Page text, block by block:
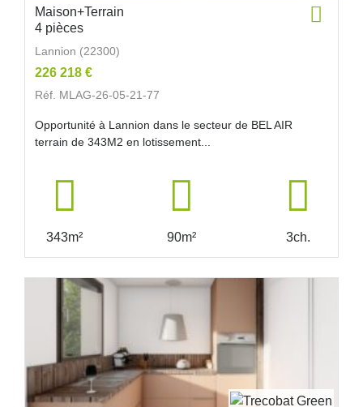
Maison+Terrain
4 pièces
Lannion (22300)
226 218 €
Réf. MLAG-26-05-21-77
Opportunité à Lannion dans le secteur de BEL AIR
terrain de 343M2 en lotissement...
343m² 90m² 3ch.